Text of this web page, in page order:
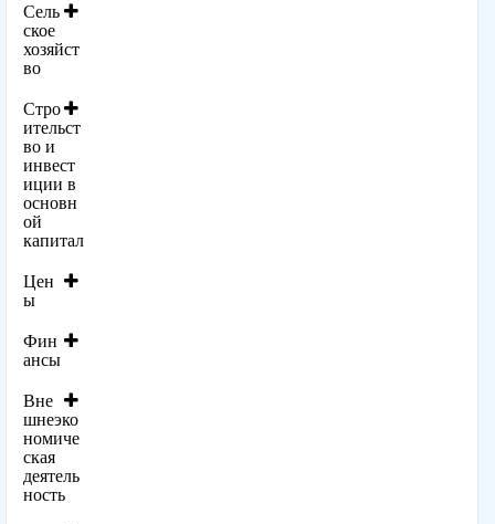
Сель
ское
хозяйст
во
Стро
ительст
во и
инвест
иции в
основн
ой
капитал
Цен
ы
Фин
ансы
Вне
шнеэко
номиче
ская
деятель
ность